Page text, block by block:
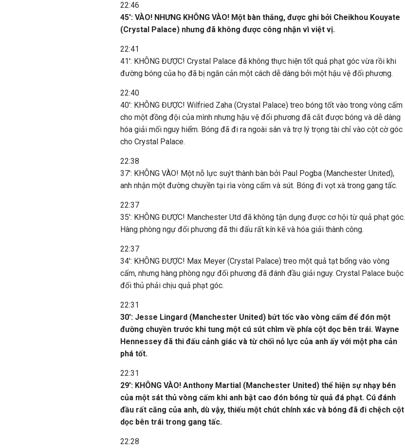
22:46
45': VÀO! NHƯNG KHÔNG VÀO! Một bàn thắng, được ghi bởi Cheikhou Kouyate
(Crystal Palace) nhưng đã không được công nhận vì việt vị.
22:41
41': KHÔNG ĐƯỢC! Crystal Palace đã không thực hiện tốt quả phạt góc vừa rồi khi
đường bóng của họ đã bị ngăn cản một cách dễ dàng bởi một hậu vệ đối phương.
22:40
40': KHÔNG ĐƯỢC! Wilfried Zaha (Crystal Palace) treo bóng tốt vào trong vòng cấm
cho một đồng đội của mình nhưng hậu vệ đối phương đã cắt được bóng và dễ dàng
hóa giải mối nguy hiểm. Bóng đã đi ra ngoài sân và trợ lý trọng tài chỉ vào cột cờ góc
cho Crystal Palace.
22:38
37': KHÔNG VÀO! Một nỗ lực suýt thành bàn bởi Paul Pogba (Manchester United),
anh nhận một đường chuyền tại rìa vòng cấm và sút. Bóng đi vọt xà trong gang tấc.
22:37
35': KHÔNG ĐƯỢC! Manchester Utd đã không tận dụng được cơ hội từ quả phạt góc.
Hàng phòng ngự đối phương đã thi đấu rất kín kẽ và hóa giải thành công.
22:37
34': KHÔNG ĐƯỢC! Max Meyer (Crystal Palace) treo một quả tạt bổng vào vòng
cấm, nhưng hàng phòng ngự đối phương đã đánh đầu giải nguy. Crystal Palace buộc
đối thủ phải chịu quả phạt góc.
22:31
30': Jesse Lingard (Manchester United) bứt tốc vào vòng cấm để đón một
đường chuyền trước khi tung một cú sút chìm về phía cột dọc bên trái. Wayne
Hennessey đã thi đấu cảnh giác và từ chối nỗ lực của anh ấy với một pha cản
phá tốt.
22:31
29': KHÔNG VÀO! Anthony Martial (Manchester United) thể hiện sự nhạy bén
của một sát thủ vòng cấm khi anh bật cao đón bóng từ quả đá phạt. Cú đánh
đầu rất căng của anh, dù vậy, thiếu một chút chính xác và bóng đã đi chệch cột
dọc bên trái trong gang tấc.
22:28